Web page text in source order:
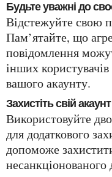
Будьте уважні до
Відстежуйте свою поведінку в месенджері.
Пам’ятайте, що
повідомлення
інших
вашого акаунту.
Захистіть свій акаунт
Використовуйте двофакторну аутентифікацію
для додаткового
допоможе
несанкціонованого